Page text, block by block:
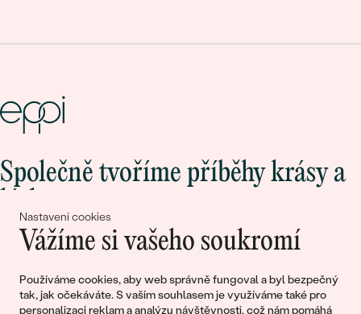
Nastavení cookies
Vážíme si vašeho soukromí
Používáme cookies, aby web správně fungoval a byl bezpečný
tak, jak očekáváte. S vaším souhlasem je využíváme také pro
personalizaci reklam a analýzu návštěvnosti, což nám pomáhá
Společně tvoříme příběhy krásy a
Připojte se k nám!